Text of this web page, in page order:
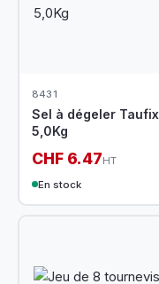
8431
Sel à dégeler Taufix
5,0Kg
CHF 6.47HT
En stock